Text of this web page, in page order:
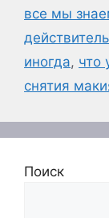
все мы
иногда, что
снятия
Поиск